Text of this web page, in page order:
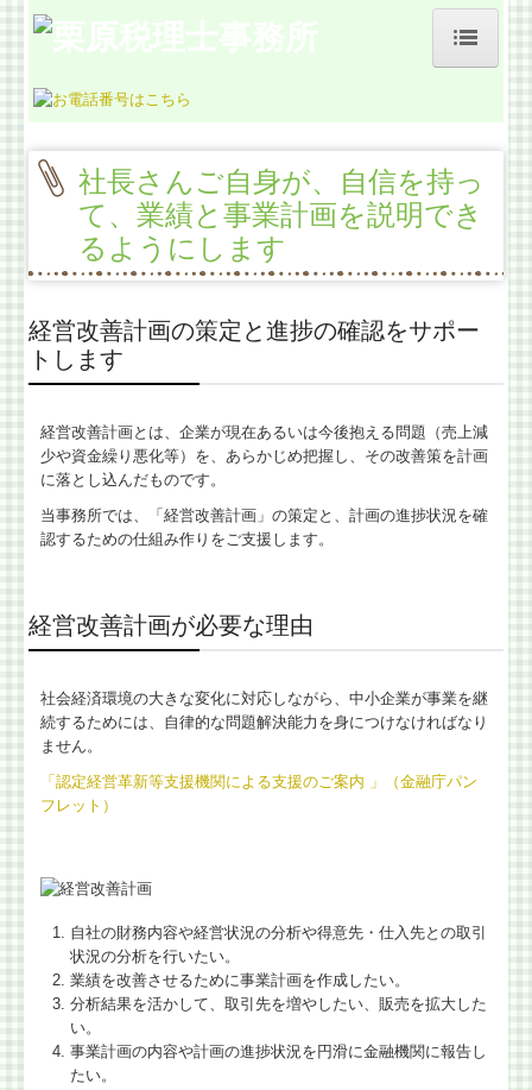
ホーム
事務所紹介
お客様の声
料金について
業務契約までの流れ
経営革新等支援機関とは
税理士をお探しの方、見直したい方
決算書の信用力を高めます
スマート業績確認機能
マイナンバー制度への対応
相続に関する相談
相続に関するQ&A
円満な相続・事業承継を支援
お客様紹介
社長さんご自身が、自信を持っ
て、業績と事業計画を説明でき
るようにします
経営改善計画の策定と進捗の確認をサポー
トします
経営改善計画とは、企業が現在あるいは今後抱える問題（売上減
少や資金繰り悪化等）を、あらかじめ把握し、その改善策を計画
に落とし込んだものです。
当事務所では、「経営改善計画」の策定と、計画の進捗状況を確
認するための仕組み作りをご支援します。
経営改善計画が必要な理由
社会経済環境の大きな変化に対応しながら、中小企業が事業を継
続するためには、自律的な問題解決能力を身につけなければなり
ません。
「認定経営革新等支援機関による支援のご案内 」（金融庁パン
フレット）
自社の財務内容や経営状況の分析や得意先・仕入先との取引
状況の分析を行いたい。
業績を改善させるために事業計画を作成したい。
分析結果を活かして、取引先を増やしたい、販売を拡大した
い。
事業計画の内容や計画の進捗状況を円滑に金融機関に報告し
たい。